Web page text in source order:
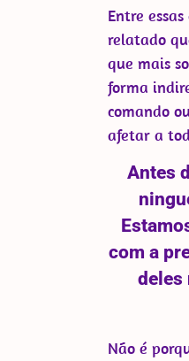
Entre
relatado
que mais
forma
comando
afetar a
Antes
com a
deles
Não é